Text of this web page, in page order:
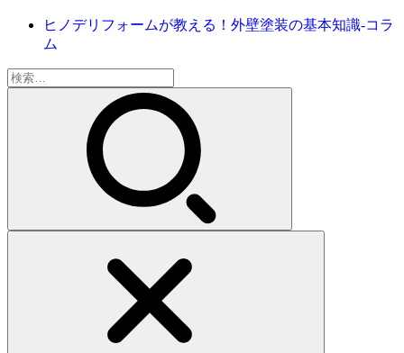
ヒノデリフォームが教える！外壁塗装の基本知識‐コラ
ム
検
索: